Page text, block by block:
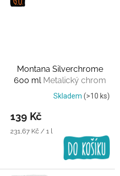
Montana Silverchrome
600 ml Metalický chrom
Skladem (>10 ks)
139 Kč
Měrná
231,67 Kč / 1 l